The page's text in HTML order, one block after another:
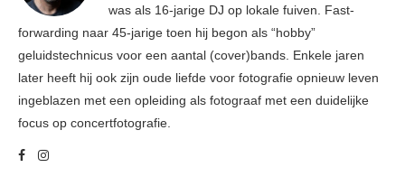
was als 16-jarige DJ op lokale fuiven. Fast-
forwarding naar 45-jarige toen hij begon als “hobby”
geluidstechnicus voor een aantal (cover)bands. Enkele jaren
later heeft hij ook zijn oude liefde voor fotografie opnieuw leven
ingeblazen met een opleiding als fotograaf met een duidelijke
focus op concertfotografie.